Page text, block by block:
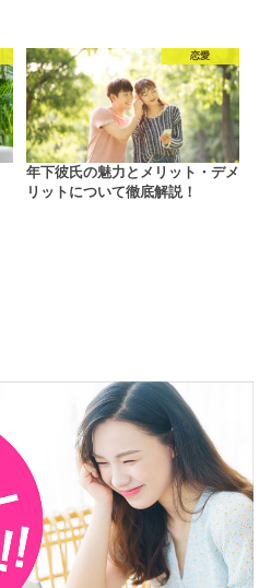
恋愛
年下彼氏の魅力とメリット・デメ
リットについて徹底解説！